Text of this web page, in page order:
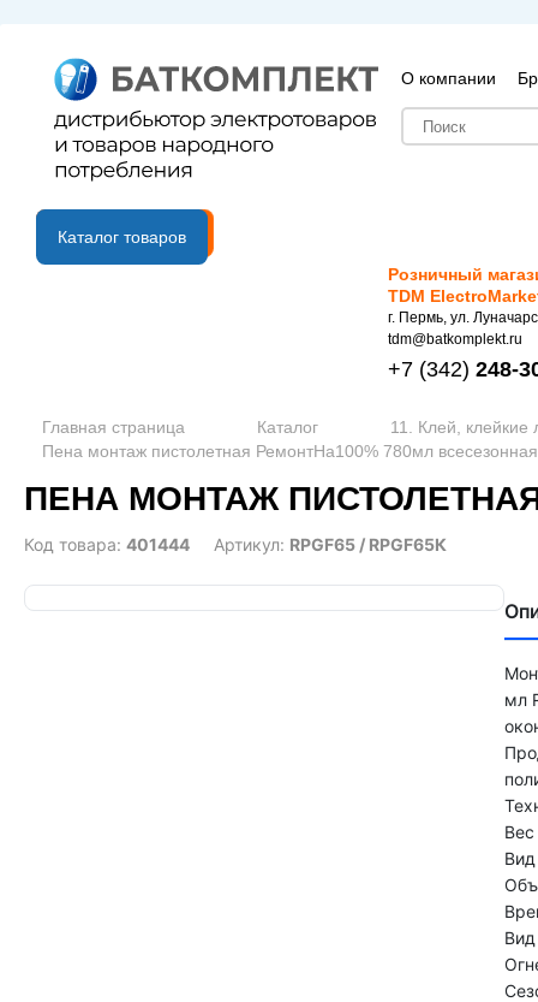
О компании
B2B портал
Каталог товаров
Розничный
TDM
г. Пермь, ул.
tdm@batkomplekt.ru
+7 (342) 248-
Главная страница Каталог
11. Клей, клейкие
Пена монтаж пистолетная РемонтНа100% 780мл
ПЕНА МОНТАЖ
Код товара: 401444 Артикул: RPGF65 / RPGF65К
мл